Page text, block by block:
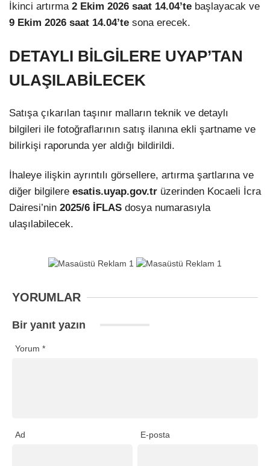
İkinci artırma 2 Ekim 2026 saat 14.04’te başlayacak ve
9 Ekim 2026 saat 14.04’te sona erecek.
DETAYLI BİLGİLERE UYAP’TAN
ULAŞILABİLECEK
Satışa çıkarılan taşınır malların teknik ve detaylı
bilgileri ile fotoğraflarının satış ilanına ekli şartname ve
bilirkişi raporunda yer aldığı bildirildi.
İhaleye ilişkin ayrıntılı görsellere, artırma şartlarına ve
diğer bilgilere esatis.uyap.gov.tr üzerinden Kocaeli İcra
Dairesi’nin 2025/6 İFLAS dosya numarasıyla
ulaşılabilecek.
YORUMLAR
Bir yanıt yazın
Yorum *
Ad E-posta